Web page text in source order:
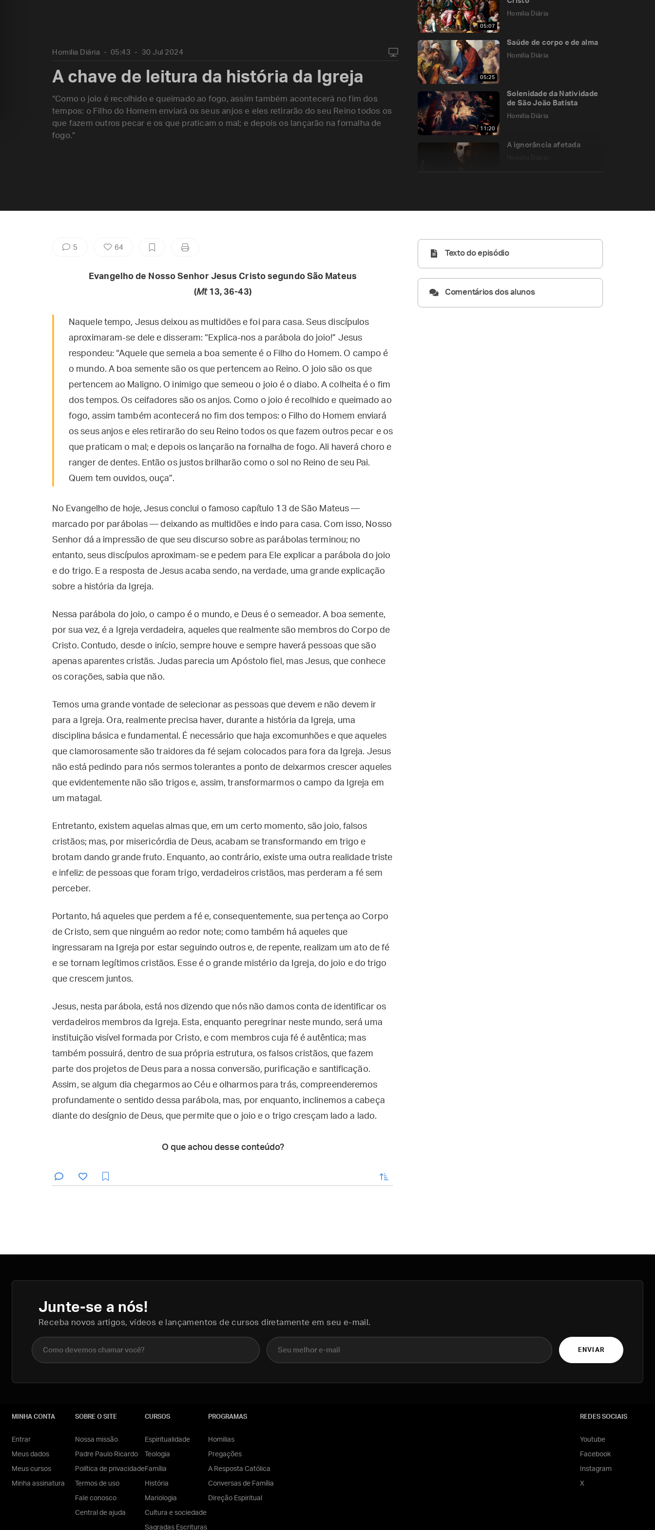
05:07
Homilia Diária
05:25
Saúde de corpo e de alma
Homilia Diária
11:20
Solenidade da Natividade
de São João Batista
Homilia Diária
A ignorância afetada
Homilia Diária 05:43 30 Jul 2024
A chave de leitura da história da Igreja
“Como o joio é recolhido e queimado ao fogo, assim também acontecerá no fim dos
tempos: o Filho do Homem enviará os seus anjos e eles retirarão do seu Reino todos os
que fazem outros pecar e os que praticam o mal; e depois os lançarão na fornalha de
fogo.”
5 64
Evangelho de Nosso Senhor Jesus Cristo segundo São Mateus
(Mt 13, 36-43)
Naquele tempo, Jesus deixou as multidões e foi para casa. Seus discípulos
aproximaram-se dele e disseram: “Explica-nos a parábola do joio!” Jesus
respondeu: “Aquele que semeia a boa semente é o Filho do Homem. O campo é
o mundo. A boa semente são os que pertencem ao Reino. O joio são os que
pertencem ao Maligno. O inimigo que semeou o joio é o diabo. A colheita é o fim
dos tempos. Os ceifadores são os anjos. Como o joio é recolhido e queimado ao
fogo, assim também acontecerá no fim dos tempos: o Filho do Homem enviará
os seus anjos e eles retirarão do seu Reino todos os que fazem outros pecar e os
que praticam o mal; e depois os lançarão na fornalha de fogo. Ali haverá choro e
ranger de dentes. Então os justos brilharão como o sol no Reino de seu Pai.
Quem tem ouvidos, ouça”.
No Evangelho de hoje, Jesus conclui o famoso capítulo 13 de São Mateus —
marcado por parábolas — deixando as multidões e indo para casa. Com isso, Nosso
Senhor dá a impressão de que seu discurso sobre as parábolas terminou; no
entanto, seus discípulos aproximam-se e pedem para Ele explicar a parábola do joio
e do trigo. E a resposta de Jesus acaba sendo, na verdade, uma grande explicação
sobre a história da Igreja.
Nessa parábola do joio, o campo é o mundo, e Deus é o semeador. A boa semente,
por sua vez, é a Igreja verdadeira, aqueles que realmente são membros do Corpo de
Cristo. Contudo, desde o início, sempre houve e sempre haverá pessoas que são
apenas aparentes cristãs. Judas parecia um Apóstolo fiel, mas Jesus, que conhece
os corações, sabia que não.
Temos uma grande vontade de selecionar as pessoas que devem e não devem ir
para a Igreja. Ora, realmente precisa haver, durante a história da Igreja, uma
disciplina básica e fundamental. É necessário que haja excomunhões e que aqueles
que clamorosamente são traidores da fé sejam colocados para fora da Igreja. Jesus
não está pedindo para nós sermos tolerantes a ponto de deixarmos crescer aqueles
que evidentemente não são trigos e, assim, transformarmos o campo da Igreja em
um matagal.
Entretanto, existem aquelas almas que, em um certo momento, são joio, falsos
cristãos; mas, por misericórdia de Deus, acabam se transformando em trigo e
brotam dando grande fruto. Enquanto, ao contrário, existe uma outra realidade triste
e infeliz: de pessoas que foram trigo, verdadeiros cristãos, mas perderam a fé sem
perceber.
Portanto, há aqueles que perdem a fé e, consequentemente, sua pertença ao Corpo
de Cristo, sem que ninguém ao redor note; como também há aqueles que
ingressaram na Igreja por estar seguindo outros e, de repente, realizam um ato de fé
e se tornam legítimos cristãos. Esse é o grande mistério da Igreja, do joio e do trigo
que crescem juntos.
Jesus, nesta parábola, está nos dizendo que nós não damos conta de identificar os
verdadeiros membros da Igreja. Esta, enquanto peregrinar neste mundo, será uma
instituição visível formada por Cristo, e com membros cuja fé é autêntica; mas
também possuirá, dentro de sua própria estrutura, os falsos cristãos, que fazem
parte dos projetos de Deus para a nossa conversão, purificação e santificação.
Assim, se algum dia chegarmos ao Céu e olharmos para trás, compreenderemos
profundamente o sentido dessa parábola, mas, por enquanto, inclinemos a cabeça
diante do desígnio de Deus, que permite que o joio e o trigo cresçam lado a lado.
O que achou desse conteúdo?
enviar
Texto do episódio
Comentários dos alunos
Junte-se a nós!
Receba novos artigos, vídeos e lançamentos de cursos diretamente em seu e-mail.
Nome completo E-mail
ENVIAR
MINHA CONTA
Entrar
Meus dados
Meus cursos
Minha assinatura
SOBRE O SITE
Nossa missão
Padre Paulo Ricardo
Política de privacidade
Termos de uso
Fale conosco
Central de ajuda
CURSOS
Espiritualidade
Teologia
Família
História
Mariologia
Cultura e sociedade
Sagradas Escrituras
PROGRAMAS
Homilias
Pregações
A Resposta Católica
Conversas de Família
Direção Espiritual
REDES SOCIAIS
Youtube
Facebook
Instagram
X